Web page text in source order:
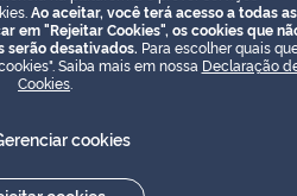
Ao aceitar, você terá acesso a todas as
em "Rejeitar Cookies", os cookies que
serão desativados. Para escolher quais
Saiba mais em nossa Declaração
Cookies
cookies